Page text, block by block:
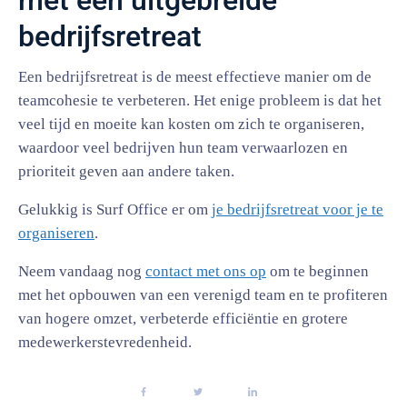
bedrijfsretreat
Een bedrijfsretreat is de meest effectieve manier om de
teamcohesie te verbeteren. Het enige probleem is dat het
veel tijd en moeite kan kosten om zich te organiseren,
waardoor veel bedrijven hun team verwaarlozen en
prioriteit geven aan andere taken.
Gelukkig is Surf Office er om je bedrijfsretreat voor je te
organiseren.
Neem vandaag nog contact met ons op om te beginnen
met het opbouwen van een verenigd team en te profiteren
van hogere omzet, verbeterde efficiëntie en grotere
medewerkerstevredenheid.